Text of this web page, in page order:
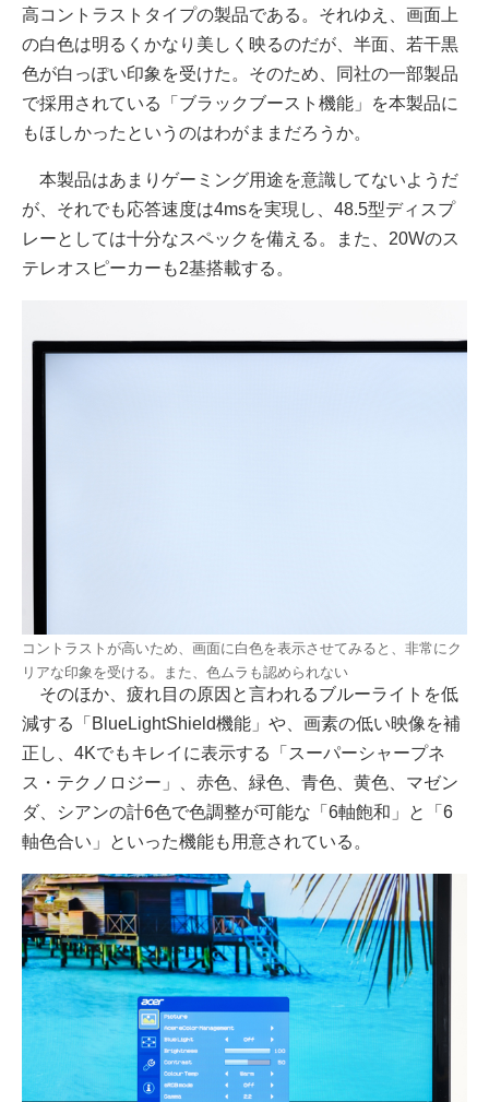
高コントラストタイプの製品である。それゆえ、画面上
の白色は明るくかなり美しく映るのだが、半面、若干黒
色が白っぽい印象を受けた。そのため、同社の一部製品
で採用されている「ブラックブースト機能」を本製品に
もほしかったというのはわがままだろうか。
本製品はあまりゲーミング用途を意識してないようだ
が、それでも応答速度は4msを実現し、48.5型ディスプ
レーとしては十分なスペックを備える。また、20Wのス
テレオスピーカーも2基搭載する。
コントラストが高いため、画面に白色を表示させてみると、非常にク
リアな印象を受ける。また、色ムラも認められない
そのほか、疲れ目の原因と言われるブルーライトを低
減する「BlueLightShield機能」や、画素の低い映像を補
正し、4Kでもキレイに表示する「スーパーシャープネ
ス・テクノロジー」、赤色、緑色、青色、黄色、マゼン
ダ、シアンの計6色で色調整が可能な「6軸飽和」と「6
軸色合い」といった機能も用意されている。